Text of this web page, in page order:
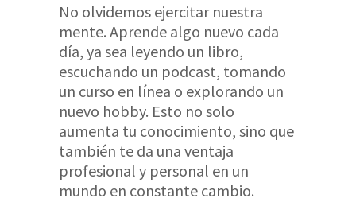
No olvidemos ejercitar nuestra
mente. Aprende algo nuevo cada
día, ya sea leyendo un libro,
escuchando un podcast, tomando
un curso en línea o explorando un
nuevo hobby. Esto no solo
aumenta tu conocimiento, sino que
también te da una ventaja
profesional y personal en un
mundo en constante cambio.